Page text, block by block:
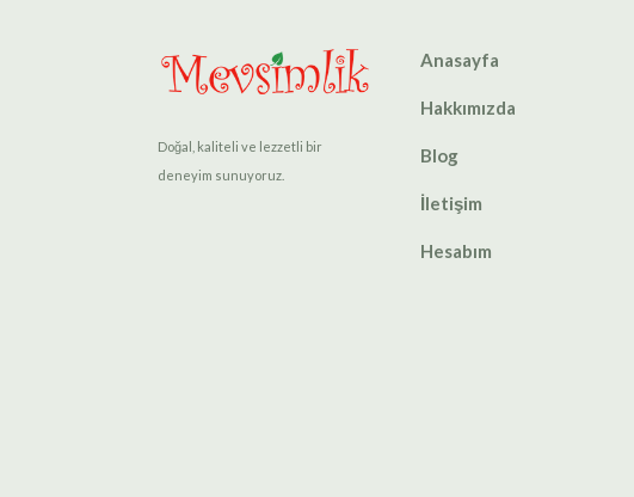
Doğal, kaliteli ve lezzetli bir
deneyim sunuyoruz.
Anasayfa
Hakkımızda
Blog
İletişim
Hesabım